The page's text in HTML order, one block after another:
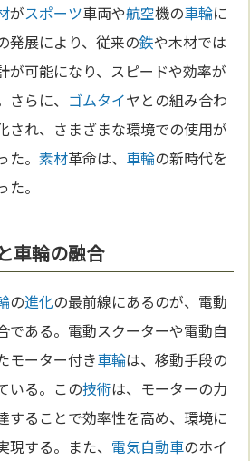
がスポーツ車両や航空機の車輪に
発展により、従来の鉄や木材では
が可能になり、スピードや効率が
らに、 ゴムタイヤとの組み合わ
され、さまざまな環境での使用が
た。素材革命は、 車輪の新時代を
た。
車輪の融合
の進化の最前線にあるのが、電動
である。電動スクーターや電動自
モーター付き車輪は、移動手段の
いる。この技術は、モーターの力
することで効率性を高め、環境に
する。また、 電気自動車のホイ